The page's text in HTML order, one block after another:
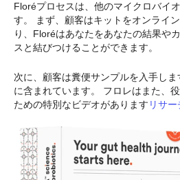
Floréプロセスは、他のマイクロバイ
す。 まず、顧客はキットをオンライ
り、Floréはあなたをあなたの結果や
スと結びつけることができます。
次に、顧客は糞便サンプルを入手し
に含まれています。 フロレはまた、
ための特別なビデオがあります リサ